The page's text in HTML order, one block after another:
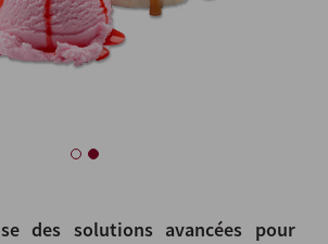
des solutions avancées pour